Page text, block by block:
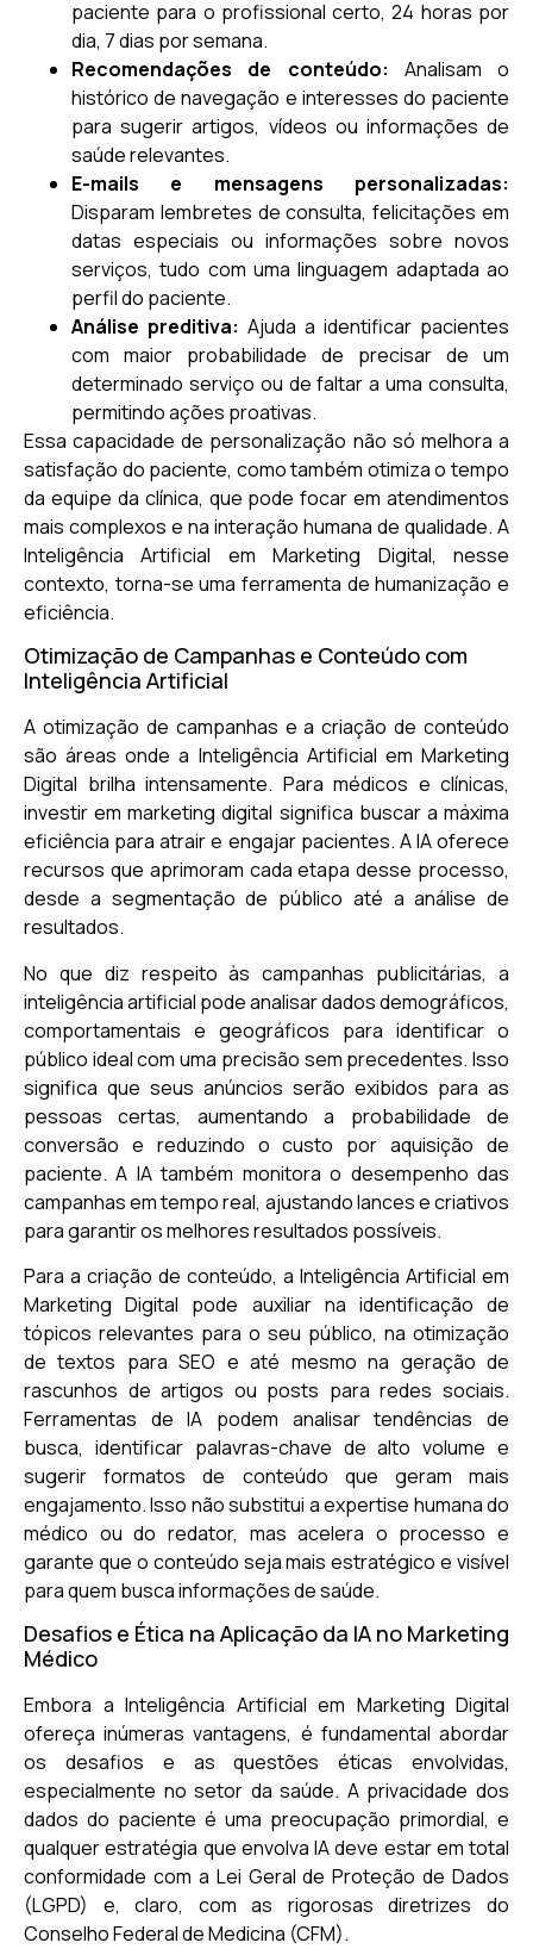
paciente para o profissional certo, 24 horas por
dia, 7 dias por semana.
Recomendações de conteúdo: Analisam o
histórico de navegação e interesses do paciente
para sugerir artigos, vídeos ou informações de
saúde relevantes.
E-mails e mensagens personalizadas:
Disparam lembretes de consulta, felicitações em
datas especiais ou informações sobre novos
serviços, tudo com uma linguagem adaptada ao
perfil do paciente.
Análise preditiva: Ajuda a identificar pacientes
com maior probabilidade de precisar de um
determinado serviço ou de faltar a uma consulta,
permitindo ações proativas.
Essa capacidade de personalização não só melhora a
satisfação do paciente, como também otimiza o tempo
da equipe da clínica, que pode focar em atendimentos
mais complexos e na interação humana de qualidade. A
Inteligência Artificial em Marketing Digital, nesse
contexto, torna-se uma ferramenta de humanização e
eficiência.
Otimização de Campanhas e Conteúdo com
Inteligência Artificial
A otimização de campanhas e a criação de conteúdo
são áreas onde a Inteligência Artificial em Marketing
Digital brilha intensamente. Para médicos e clínicas,
investir em marketing digital significa buscar a máxima
eficiência para atrair e engajar pacientes. A IA oferece
recursos que aprimoram cada etapa desse processo,
desde a segmentação de público até a análise de
resultados.
No que diz respeito às campanhas publicitárias, a
inteligência artificial pode analisar dados demográficos,
comportamentais e geográficos para identificar o
público ideal com uma precisão sem precedentes. Isso
significa que seus anúncios serão exibidos para as
pessoas certas, aumentando a probabilidade de
conversão e reduzindo o custo por aquisição de
paciente. A IA também monitora o desempenho das
campanhas em tempo real, ajustando lances e criativos
para garantir os melhores resultados possíveis.
Para a criação de conteúdo, a Inteligência Artificial em
Marketing Digital pode auxiliar na identificação de
tópicos relevantes para o seu público, na otimização
de textos para SEO e até mesmo na geração de
rascunhos de artigos ou posts para redes sociais.
Ferramentas de IA podem analisar tendências de
busca, identificar palavras-chave de alto volume e
sugerir formatos de conteúdo que geram mais
engajamento. Isso não substitui a expertise humana do
médico ou do redator, mas acelera o processo e
garante que o conteúdo seja mais estratégico e visível
para quem busca informações de saúde.
Desafios e Ética na Aplicação da IA no Marketing
Médico
Embora a Inteligência Artificial em Marketing Digital
ofereça inúmeras vantagens, é fundamental abordar
os desafios e as questões éticas envolvidas,
especialmente no setor da saúde. A privacidade dos
dados do paciente é uma preocupação primordial, e
qualquer estratégia que envolva IA deve estar em total
conformidade com a Lei Geral de Proteção de Dados
(LGPD) e, claro, com as rigorosas diretrizes do
Conselho Federal de Medicina (CFM).